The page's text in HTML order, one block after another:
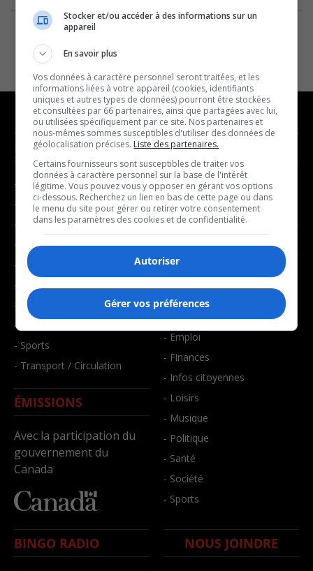
NOUVELLES
- Affaires municipales
- Communauté / Social
- Culture
- Économie
- Éducation
- Environnement
- Faits divers
- Santé et bien-être
- Sports
- Transport / Circulation
ÉMISSIONS
Avec la participation du
gouvernement du
Canada
MUSIQUE
- Décompte franco
- Joué récemment
BALADOS
- Affaires
- Art de vivre
- Bien-être
- Emploi
- Finances
- Infos citoyennes
- Loisirs
- Musique
- Politique
- Santé
- Société
- Sports
BINGO RADIO NOUS JOINDRE
Stocker et/ou accéder à des informations sur un
appareil
En savoir plus
Vos données à caractère personnel seront traitées, et les
informations liées à votre appareil (cookies, identifiants
uniques et autres types de données) pourront être stockées
et consultées par 66 partenaires, ainsi que partagées avec lui,
ou utilisées spécifiquement par ce site. Nos partenaires et
nous-mêmes sommes susceptibles d'utiliser des données de
géolocalisation précises. Liste des partenaires.
Certains fournisseurs sont susceptibles de traiter vos
données à caractère personnel sur la base de l'intérêt
légitime. Vous pouvez vous y opposer en gérant vos options
ci-dessous. Recherchez un lien en bas de cette page ou dans
le menu du site pour gérer ou retirer votre consentement
dans les paramètres des cookies et de confidentialité.
Autoriser
Gérer vos préférences